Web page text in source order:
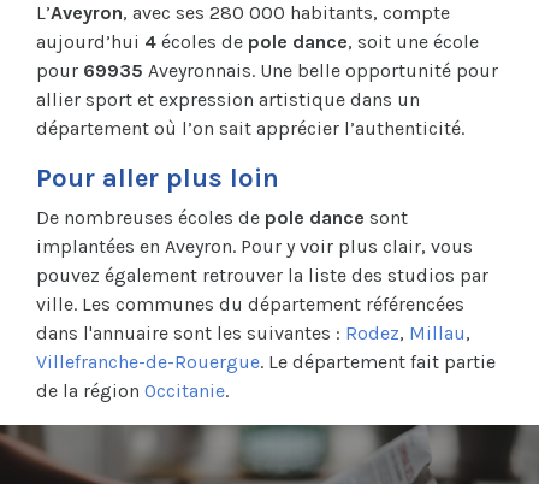
L’Aveyron, avec ses 280 000 habitants, compte
aujourd’hui 4 écoles de pole dance, soit une école
pour 69935 Aveyronnais. Une belle opportunité pour
allier sport et expression artistique dans un
département où l’on sait apprécier l’authenticité.
Pour aller plus loin
De nombreuses écoles de pole dance sont
implantées en Aveyron. Pour y voir plus clair, vous
pouvez également retrouver la liste des studios par
ville. Les communes du département référencées
dans l'annuaire sont les suivantes : Rodez, Millau,
Villefranche-de-Rouergue. Le département fait partie
de la région Occitanie.